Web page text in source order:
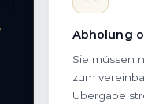
Abholung
Sie müssen
zum
Übergabe